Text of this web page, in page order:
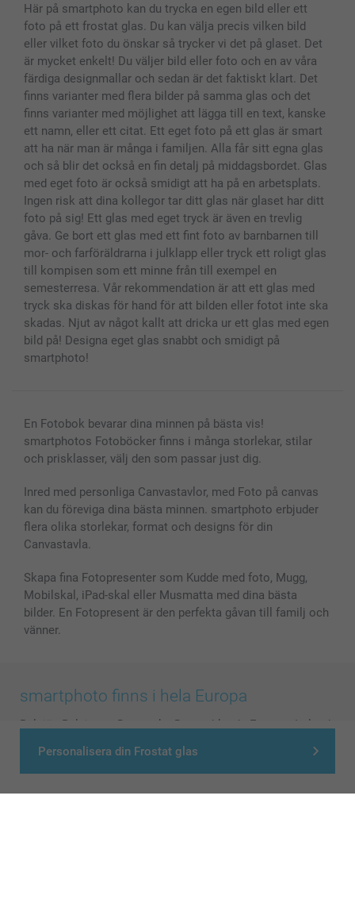
Personalisera din Frostat glas
Fotoalmanackor & Fotoagenda
Fotoramar & Tillbehör
Presentkort
Alla fotoprodukter
Investor Relations
Status på beställningar
Här på smartphoto kan du trycka en egen bild eller ett
foto på ett frostat glas. Du kan välja precis vilken bild
eller vilket foto du önskar så trycker vi det på glaset. Det
är mycket enkelt! Du väljer bild eller foto och en av våra
färdiga designmallar och sedan är det faktiskt klart. Det
finns varianter med flera bilder på samma glas och det
finns varianter med möjlighet att lägga till en text, kanske
ett namn, eller ett citat. Ett eget foto på ett glas är smart
att ha när man är många i familjen. Alla får sitt egna glas
och så blir det också en fin detalj på middagsbordet. Glas
med eget foto är också smidigt att ha på en arbetsplats.
Ingen risk att dina kollegor tar ditt glas när glaset har ditt
foto på sig! Ett glas med eget tryck är även en trevlig
gåva. Ge bort ett glas med ett fint foto av barnbarnen till
mor- och farföräldrarna i julklapp eller tryck ett roligt glas
till kompisen som ett minne från till exempel en
semesterresa. Vår rekommendation är att ett glas med
tryck ska diskas för hand för att bilden eller fotot inte ska
skadas. Njut av något kallt att dricka ur ett glas med egen
bild på! Designa eget glas snabbt och smidigt på
smartphoto!
En Fotobok bevarar dina minnen på bästa vis!
smartphotos Fotoböcker finns i många storlekar, stilar
och prisklasser, välj den som passar just dig.
Inred med personliga Canvastavlor, med Foto på canvas
kan du föreviga dina bästa minnen. smartphoto erbjuder
flera olika storlekar, format och designs för din
Canvastavla.
Skapa fina Fotopresenter som Kudde med foto, Mugg,
Mobilskal, iPad-skal eller Musmatta med dina bästa
bilder. En Fotopresent är den perfekta gåvan till familj och
vänner.
smartphoto finns i hela Europa
België Belgique Danmark Deutschland France
Ireland
Nederland - Norge Österreich